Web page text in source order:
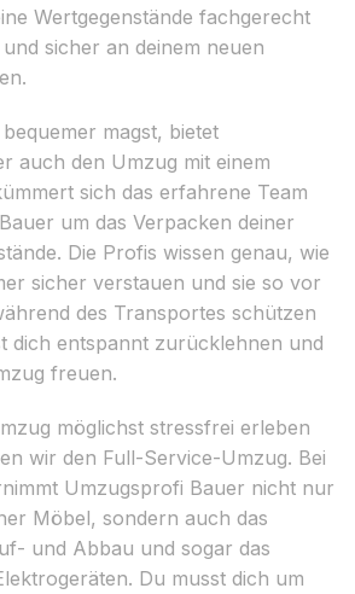
Wertgegenstände fachgerecht
sicher an deinem neuen
magst, bietet
auch den Umzug mit einem
sich das erfahrene Team
um das Verpacken deiner
Die Profis wissen genau, wie
sicher verstauen und sie so vor
des Transportes schützen
dich entspannt zurücklehnen und
freuen.
möglichst stressfrei erleben
wir den Full-Service-Umzug. Bei
Umzugsprofi Bauer nicht nur
Möbel, sondern auch das
und Abbau und sogar das
Du musst dich um